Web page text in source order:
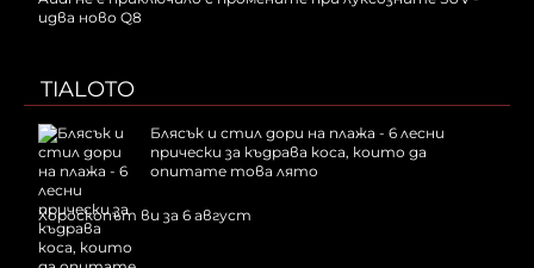
идва ново Q8
TIALOTO
Блясък и стил дори на плажа - 6 лесни
прически за къдрава коса, които да
опитате това лято
Хороскопът ви за 6 август